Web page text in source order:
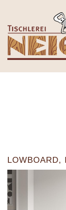
LOWBOARD,